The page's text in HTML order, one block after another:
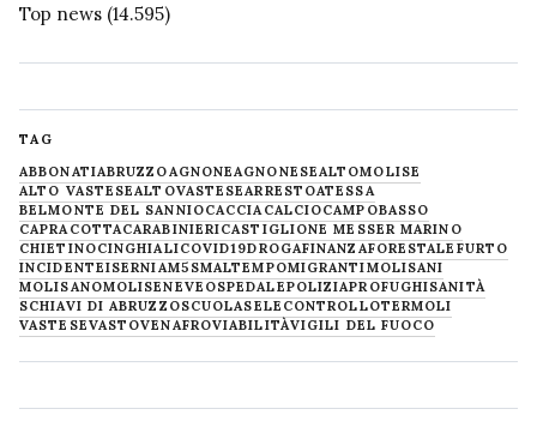
Top news (14.595)
TAG
ABBONATIABRUZZOAGNONEAGNONESEALTOMOLISE
ALTO VASTESEALTOVASTESEARRESTOATESSA
BELMONTE DEL SANNIOCACCIACALCIOCAMPOBASSO
CAPRACOTTACARABINIERICASTIGLIONE MESSER MARINO
CHIETINOCINGHIALICOVID19DROGAFINANZAFORESTALE FURTO
INCIDENTEISERNIAM5SMALTEMPOMIGRANTIMOLISANI
MOLISANOMOLISENEVE OSPEDALEPOLIZIAPROFUGHISANITÀ
SCHIAVI DI ABRUZZOSCUOLASELECONTROLLOTERMOLI
VASTESEVASTOVENAFROVIABILITÀVIGILI DEL FUOCO